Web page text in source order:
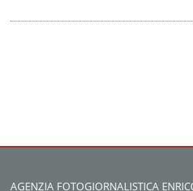
AGENZIA FOTOGIORNALISTICA